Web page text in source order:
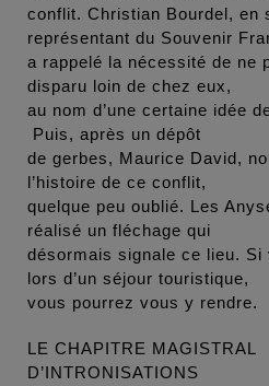
conflit. Christian Bourdel, en
représentant du Souvenir
a rappelé la nécessité de ne
disparu loin de chez eux,
au nom d’une certaine idée
Puis, après un dépôt
de gerbes, Maurice David,
l’histoire de ce conflit,
quelque peu oublié. Les
réalisé un fléchage qui
désormais signale ce lieu. Si
lors d’un séjour touristique,
vous pourrez vous y rendre.
LE CHAPITRE MAGISTRAL
D’INTRONISATIONS